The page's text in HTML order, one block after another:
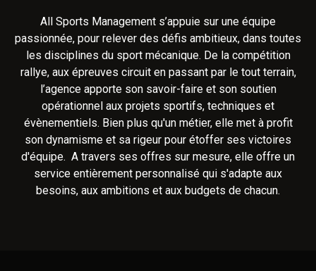
All Sports Management s’appuie sur une équipe
passionnée, pour relever des défis ambitieux, dans toutes
les disciplines du sport mécanique. De la compétition
rallye, aux épreuves circuit en passant par le tout terrain,
l’agence apporte son savoir-faire et son soutien
opérationnel aux projets sportifs, techniques et
évènementiels. Bien plus qu'un métier, elle met à profit
son dynamisme et sa rigeur pour étoffer ses victoires
d'équipe. A travers ses offres sur mesure, elle offre un
service entièrement personnalisé qui s'adapte aux
besoins, aux ambitions et aux budgets de chacun.